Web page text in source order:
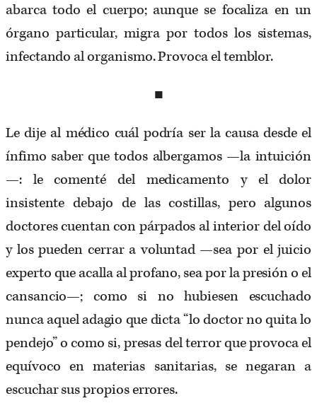
abarca todo el cuerpo; aunque se focaliza en un
órgano particular, migra por todos los sistemas,
infectando al organismo. Provoca el temblor.
■
Le dije al médico cuál podría ser la causa desde el
ínfimo saber que todos albergamos —la intuición
—: le comenté del medicamento y el dolor
insistente debajo de las costillas, pero algunos
doctores cuentan con párpados al interior del oído
y los pueden cerrar a voluntad —sea por el juicio
experto que acalla al profano, sea por la presión o el
cansancio—; como si no hubiesen escuchado
nunca aquel adagio que dicta “lo doctor no quita lo
pendejo” o como si, presas del terror que provoca el
equívoco en materias sanitarias, se negaran a
escuchar sus propios errores.